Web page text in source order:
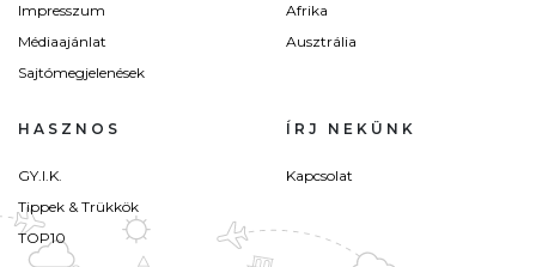
Impresszum
Médiaajánlat
Sajtómegjelenések
Afrika
Ausztrália
HASZNOS
GY.I.K.
Tippek & Trükkök
TOP10
ÍRJ NEKÜNK
Kapcsolat